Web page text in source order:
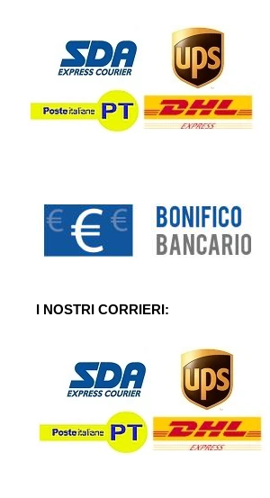
I NOSTRI CORRIERI: